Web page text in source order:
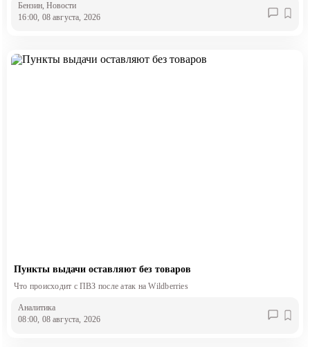
Бензин, Новости
16:00, 08 августа, 2026
Пункты выдачи оставляют без товаров
Что происходит с ПВЗ после атак на Wildberries
Аналитика
08:00, 08 августа, 2026